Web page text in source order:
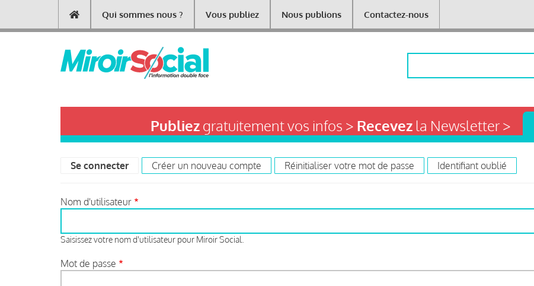
contenu
Main
navigation
Qui sommes nous ? Vous publiez Nous publions Contactez-nous
Publiezgratuitement vos infos > Recevezla Newsletter >
tabs
Se connecter (onglet actif)
Créer un nouveau compte Réinitialiser votre mot de passe Identifiant oublié
Nom d'utilisateur
Saisissez votre nom d'utilisateur pour Miroir Social.
Mot de passe